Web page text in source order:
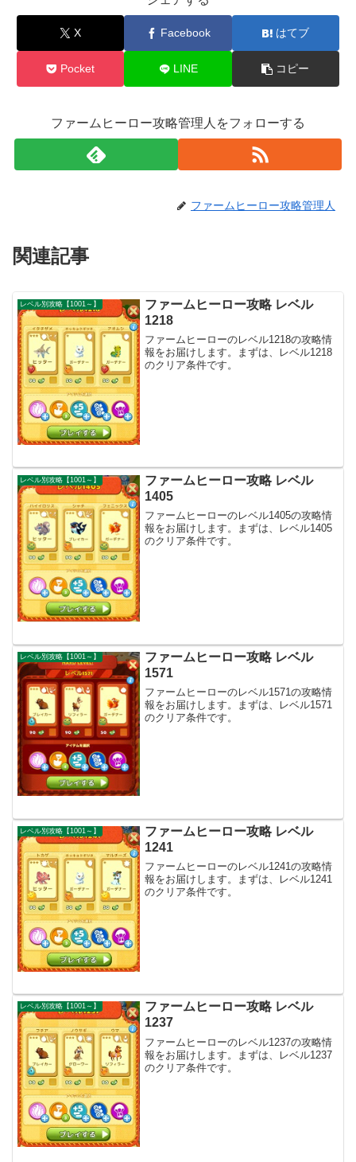
X Facebook はてブ
Pocket LINE コピー
ファームヒーロー攻略管理人をフォローする
ファームヒーロー攻略管理人
関連記事
レベル別攻略【1001～】
ファームヒーロー攻略 レベル
1218
ファームヒーローのレベル1218の攻略情
報をお届けします。まずは、レベル1218
のクリア条件です。
レベル別攻略【1001～】
ファームヒーロー攻略 レベル
1405
ファームヒーローのレベル1405の攻略情
報をお届けします。まずは、レベル1405
のクリア条件です。
レベル別攻略【1001～】
ファームヒーロー攻略 レベル
1571
ファームヒーローのレベル1571の攻略情
報をお届けします。まずは、レベル1571
のクリア条件です。
レベル別攻略【1001～】
ファームヒーロー攻略 レベル
1241
ファームヒーローのレベル1241の攻略情
報をお届けします。まずは、レベル1241
のクリア条件です。
レベル別攻略【1001～】
ファームヒーロー攻略 レベル
1237
ファームヒーローのレベル1237の攻略情
報をお届けします。まずは、レベル1237
のクリア条件です。